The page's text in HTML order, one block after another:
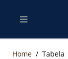
Home Tabela